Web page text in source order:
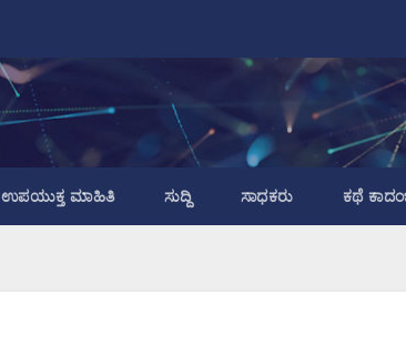
ಉಪಯುಕ್ತ ಮಾಹಿತಿ ಸುದ್ದಿ ಸಾಧಕರು ಕಥೆ